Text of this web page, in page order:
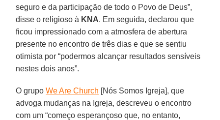
seguro e da participação de todo o Povo de Deus”,
disse o religioso à KNA. Em seguida, declarou que
ficou impressionado com a atmosfera de abertura
presente no encontro de três dias e que se sentiu
otimista por “podermos alcançar resultados sensíveis
nestes dois anos”.
O grupoWe Are Church [Nós Somos Igreja], que
advoga mudanças na Igreja, descreveu o encontro
com um “começo esperançoso que, no entanto,